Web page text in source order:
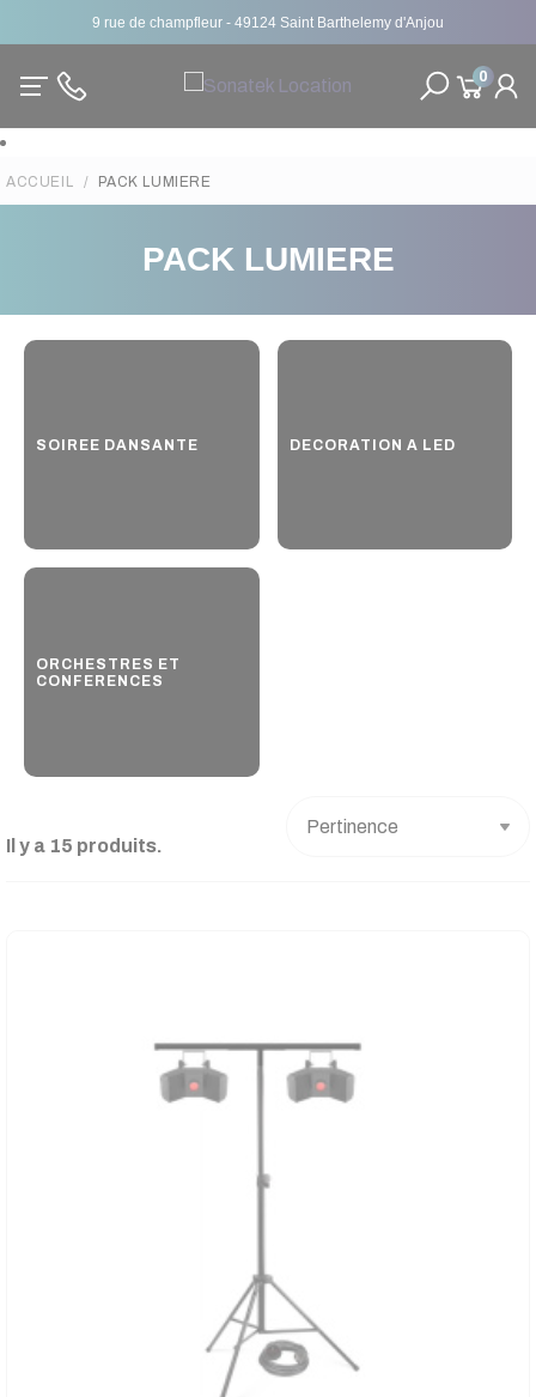
9 rue de champfleur - 49124 Saint Barthelemy d'Anjou
0
ACCUEIL PACK LUMIERE
PACK LUMIERE
SOIREE DANSANTE DECORATION A LED
ORCHESTRES ET
CONFERENCES
Il y a 15 produits.